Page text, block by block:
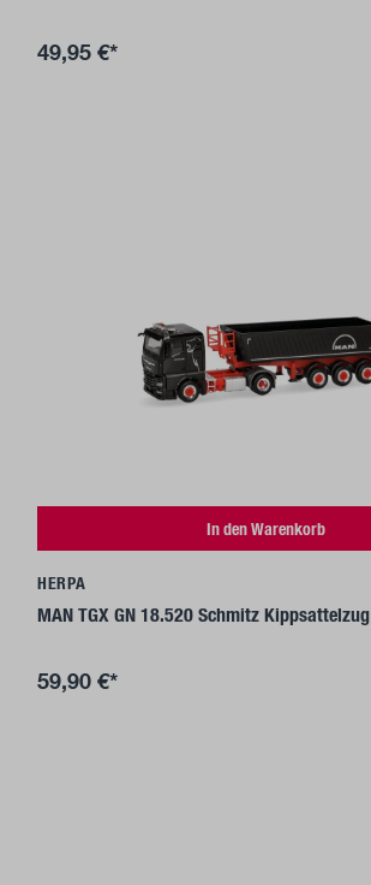
49,95 €*
In den Warenkorb
HERPA
MAN TGX GN 18.520 Schmitz Kippsattelzug
59,90 €*